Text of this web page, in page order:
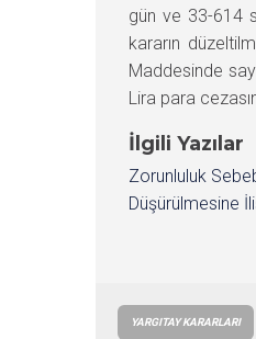
gün ve 33-614
kararın
Maddesinde
Lira para
İlgili Yazılar
Zorunluluk
Düşürülmesine
YARGITAY KARARLARI